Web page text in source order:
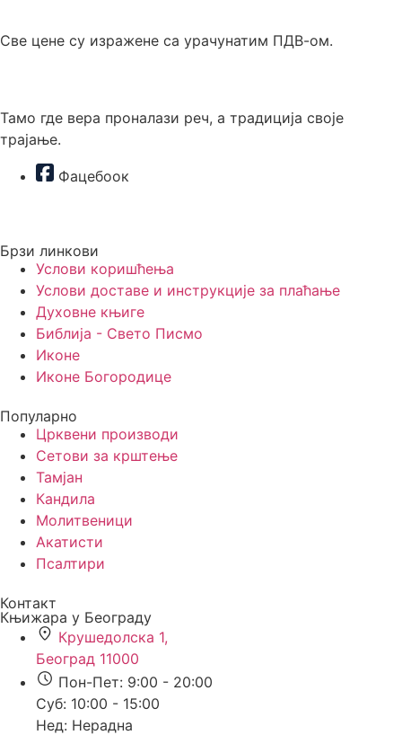
Све цене су изражене са урачунатим ПДВ-ом.
Тамо где вера проналази реч, а традиција своје
трајање.
Фацебоок
Брзи линкови
Услови коришћења
Услови доставе и инструкције за плаћање
Духовне књиге
Библија - Свето Писмо
Иконе
Иконе Богородице
Популарно
Црквени производи
Сетови за крштење
Тамјан
Кандила
Молитвеници
Акатисти
Псалтири
Контакт
Књижара у Београду
Крушедолска 1,
Београд 11000
Пон-Пет: 9:00 - 20:00
Суб: 10:00 - 15:00
Нед: Нерадна